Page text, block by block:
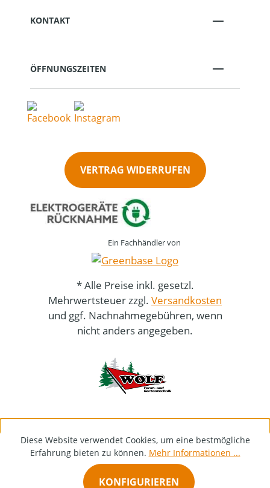
KONTAKT
ÖFFNUNGSZEITEN
VERTRAG WIDERRUFEN
Ein Fachhändler von
* Alle Preise inkl. gesetzl.
Mehrwertsteuer zzgl. Versandkosten
und ggf. Nachnahmegebühren, wenn
nicht anders angegeben.
Diese Website verwendet Cookies, um eine bestmögliche
Erfahrung bieten zu können. Mehr Informationen ...
KONFIGURIEREN